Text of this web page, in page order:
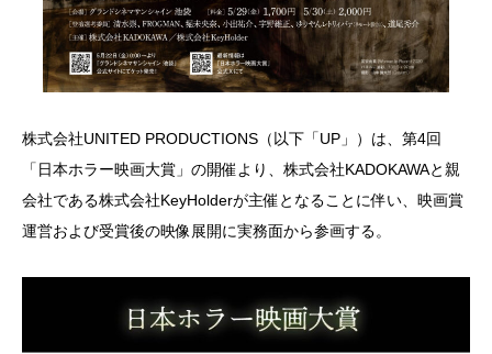
株式会社UNITED PRODUCTIONS（以下「UP」）は、第4回
「日本ホラー映画大賞」の開催より、株式会社KADOKAWAと親
会社である株式会社KeyHolderが主催となることに伴い、映画賞
運営および受賞後の映像展開に実務面から参画する。